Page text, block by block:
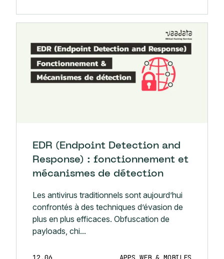
EDR (Endpoint Detection and
Response) : fonctionnement et
mécanismes de détection
Les antivirus traditionnels sont aujourd’hui
confrontés à des techniques d’évasion de
plus en plus efficaces. Obfuscation de
payloads, chi...